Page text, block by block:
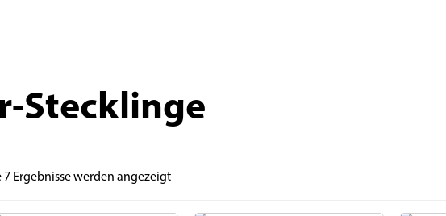
Stecklinge
7 Ergebnisse werden angezeigt